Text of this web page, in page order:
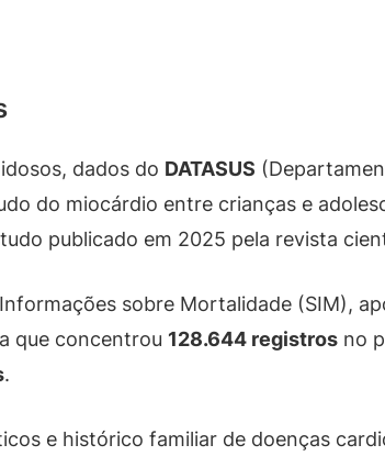
dados do DATASUS
do miocárdio entre crianças e
publicado em 2025 pela revista
sobre Mortalidade (SIM),
que concentrou 128.644 registros no
.
e histórico familiar de doenças